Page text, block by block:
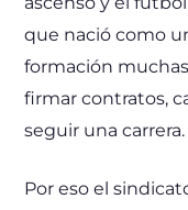
que nació como
formación
firmar contratos,
seguir una carrera.
Por eso el